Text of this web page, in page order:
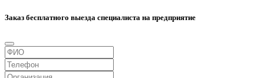
Заказ бесплатного выезда специалиста на предприятие